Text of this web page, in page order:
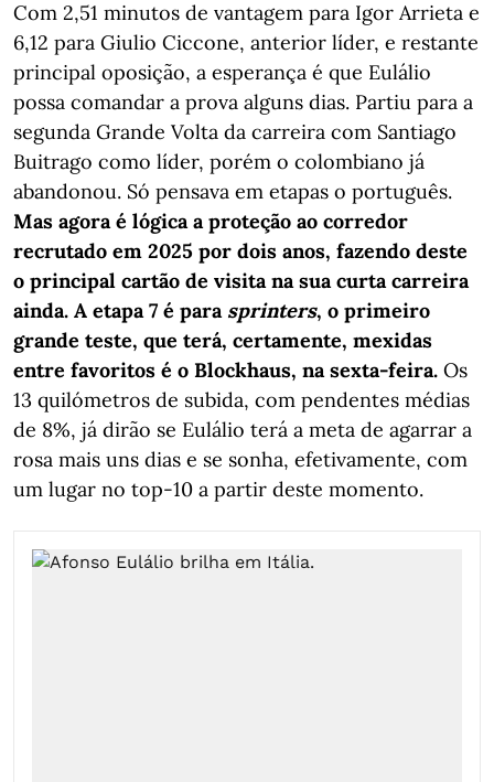
Com 2,51 minutos de vantagem para Igor Arrieta e
6,12 para Giulio Ciccone, anterior líder, e restante
principal oposição, a esperança é que Eulálio
possa comandar a prova alguns dias. Partiu para a
segunda Grande Volta da carreira com Santiago
Buitrago como líder, porém o colombiano já
abandonou. Só pensava em etapas o português.
Mas agora é lógica a proteção ao corredor
recrutado em 2025 por dois anos, fazendo deste
o principal cartão de visita na sua curta carreira
ainda. A etapa 7 é para sprinters, o primeiro
grande teste, que terá, certamente, mexidas
entre favoritos é o Blockhaus, na sexta-feira. Os
13 quilómetros de subida, com pendentes médias
de 8%, já dirão se Eulálio terá a meta de agarrar a
rosa mais uns dias e se sonha, efetivamente, com
um lugar no top-10 a partir deste momento.